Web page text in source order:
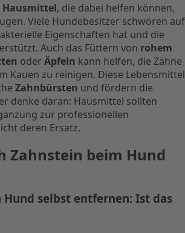
Hausmittel, die dabei helfen können,
Viele Hundebesitzer schwören auf
Eigenschaften hat und die
Auch das Füttern von rohem
oder Äpfeln kann helfen, die Zähne
Kauen zu reinigen. Diese Lebensmittel
Zahnbürsten und fördern die
denke daran: Hausmittel sollten
zur professionellen
deren Ersatz.
Zahnstein beim Hund
selbst entfernen: Ist das